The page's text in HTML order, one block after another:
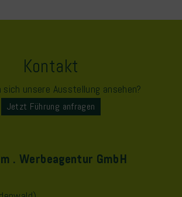
Kontakt
sich unsere Ausstellung ansehen?
Jetzt Führung anfragen
. Werbeagentur GmbH